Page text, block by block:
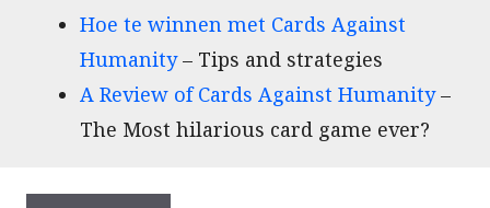
Hoe te winnen met Cards Against
Humanity– Tips and strategies
A Review of Cards Against Humanity–
The Most hilarious card game ever?